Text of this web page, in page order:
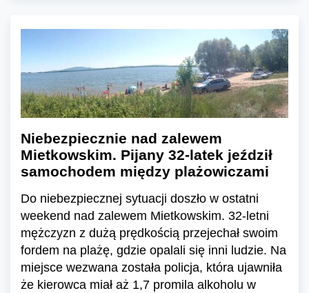
Niebezpiecznie nad zalewem
Mietkowskim. Pijany 32-latek jeździł
samochodem między plażowiczami
Do niebezpiecznej sytuacji doszło w ostatni
weekend nad zalewem Mietkowskim. 32-letni
mężczyzn z dużą prędkością przejechał swoim
fordem na plażę, gdzie opalali się inni ludzie. Na
miejsce wezwana została policja, która ujawniła
że kierowca miał aż 1,7 promila alkoholu w